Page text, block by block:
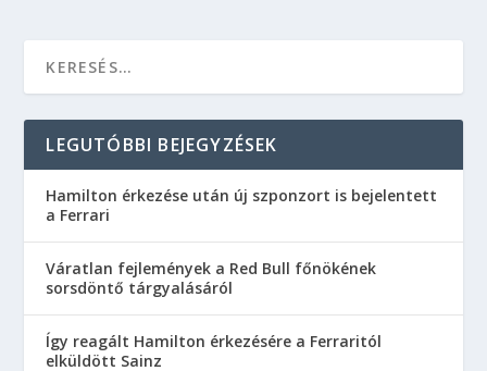
LEGUTÓBBI BEJEGYZÉSEK
Hamilton érkezése után új szponzort is bejelentett
a Ferrari
Váratlan fejlemények a Red Bull főnökének
sorsdöntő tárgyalásáról
Így reagált Hamilton érkezésére a Ferraritól
elküldött Sainz